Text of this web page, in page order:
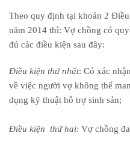
Theo quy định tại khoản 2
năm 2014 thì: Vợ chồng có
đủ các điều kiện sau đây:
Điều kiện thứ nhất: Có xác
về việc người vợ không thể
dụng kỹ thuật hỗ trợ sinh sản;
Điều kiện thứ hai: Vợ chồng